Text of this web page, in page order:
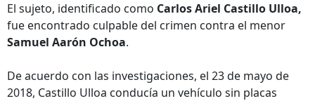
El sujeto, identificado como Carlos Ariel Castillo Ulloa,
fue encontrado culpable del crimen contra el menor
Samuel Aarón Ochoa.
De acuerdo con las investigaciones, el 23 de mayo de
2018, Castillo Ulloa conducía un vehículo sin placas